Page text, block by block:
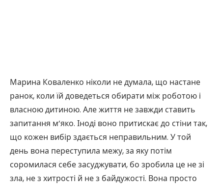
Марина Коваленко ніколи не думала, що настане
ранок, коли їй доведеться обирати між роботою і
власною дитиною. Але життя не завжди ставить
запитання м’яко. Іноді воно притискає до стіни так,
що кожен вибір здається неправильним. У той
день вона переступила межу, за яку потім
соромилася себе засуджувати, бо зробила це не зі
зла, не з хитрості й не з байдужості. Вона просто